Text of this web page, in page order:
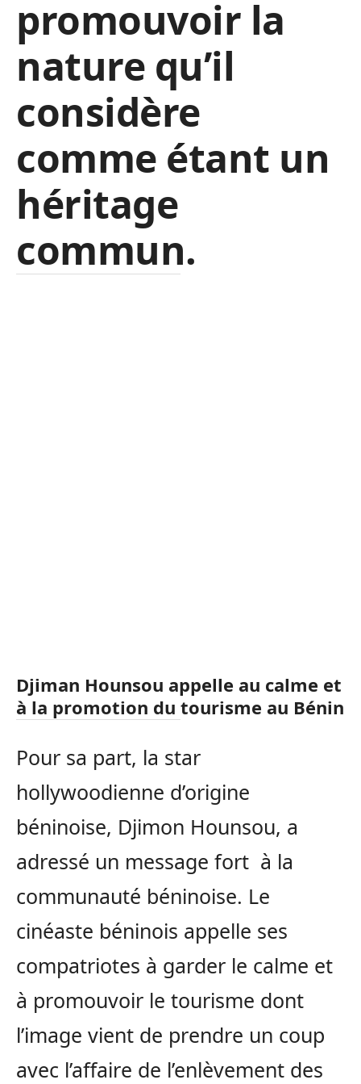
promouvoir la
nature qu’il
considère
comme étant un
héritage
commun.
Djiman Hounsou appelle au calme et
à la promotion du tourisme au Bénin
Pour sa part, la star
hollywoodienne d’origine
béninoise, Djimon Hounsou, a
adressé un message fort à la
communauté béninoise. Le
cinéaste béninois appelle ses
compatriotes à garder le calme et
à promouvoir le tourisme dont
l’image vient de prendre un coup
avec l’affaire de l’enlèvement des